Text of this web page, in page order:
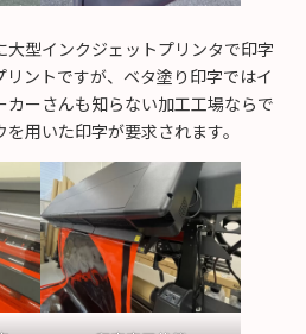
型インクジェットプリンタで印字
リントですが、ベタ塗り印字ではイ
カーさんも知らない加工工場ならで
用いた印字が要求されます。